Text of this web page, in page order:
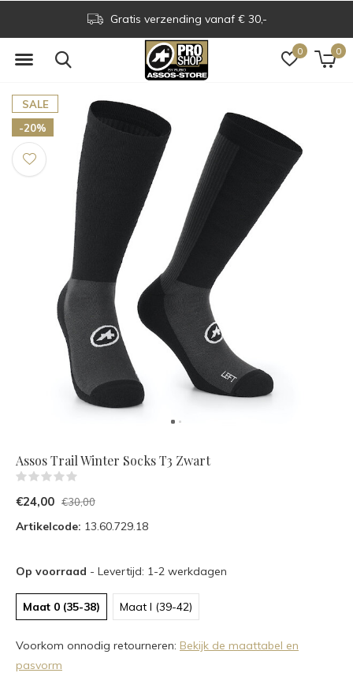
0 0
Gratis verzending vanaf € 30,-
SALE
-20%
Assos Trail Winter Socks T3 Zwart
€24,00 €30,00
Artikelcode: 13.60.729.18
Op voorraad - Levertijd: 1-2 werkdagen
Maat 0 (35-38) Maat I (39-42)
Voorkom onnodig retourneren: Bekijk de maattabel en
pasvorm